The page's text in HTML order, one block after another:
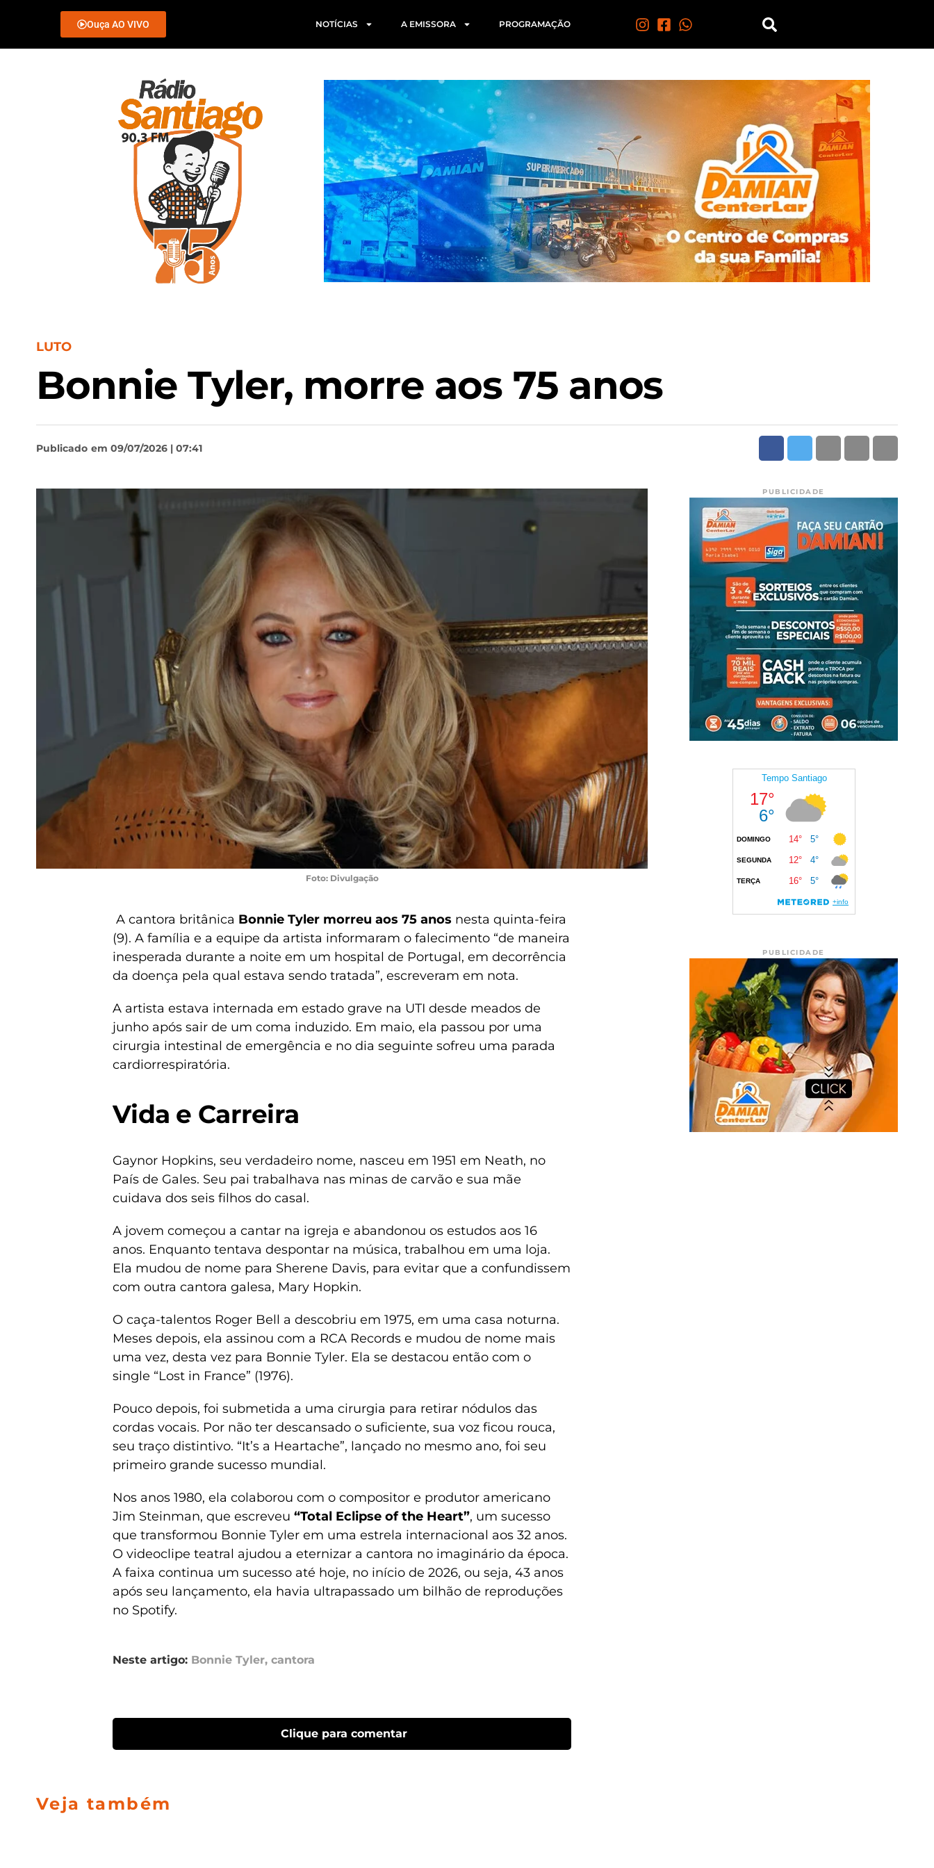
Ouça AO VIVO NOTÍCIAS A EMISSORA PROGRAMAÇÃO
LUTO
Bonnie Tyler, morre aos 75 anos
Publicado em 09/07/2026 | 07:41
Foto: Divulgação
A cantora britânica Bonnie Tyler morreu aos 75 anos nesta quinta-feira
(9). A família e a equipe da artista informaram o falecimento “de maneira
inesperada durante a noite em um hospital de Portugal, em decorrência
da doença pela qual estava sendo tratada”, escreveram em nota.
A artista estava internada em estado grave na UTI desde meados de
junho após sair de um coma induzido. Em maio, ela passou por uma
cirurgia intestinal de emergência e no dia seguinte sofreu uma parada
cardiorrespiratória.
Vida e Carreira
Gaynor Hopkins, seu verdadeiro nome, nasceu em 1951 em Neath, no
País de Gales. Seu pai trabalhava nas minas de carvão e sua mãe
cuidava dos seis filhos do casal.
A jovem começou a cantar na igreja e abandonou os estudos aos 16
anos. Enquanto tentava despontar na música, trabalhou em uma loja.
Ela mudou de nome para Sherene Davis, para evitar que a confundissem
com outra cantora galesa, Mary Hopkin.
O caça-talentos Roger Bell a descobriu em 1975, em uma casa noturna.
Meses depois, ela assinou com a RCA Records e mudou de nome mais
uma vez, desta vez para Bonnie Tyler. Ela se destacou então com o
single “Lost in France” (1976).
Pouco depois, foi submetida a uma cirurgia para retirar nódulos das
cordas vocais. Por não ter descansado o suficiente, sua voz ficou rouca,
seu traço distintivo. “It’s a Heartache”, lançado no mesmo ano, foi seu
primeiro grande sucesso mundial.
Nos anos 1980, ela colaborou com o compositor e produtor americano
Jim Steinman, que escreveu “Total Eclipse of the Heart”, um sucesso
que transformou Bonnie Tyler em uma estrela internacional aos 32 anos.
O videoclipe teatral ajudou a eternizar a cantora no imaginário da época.
A faixa continua um sucesso até hoje, no início de 2026, ou seja, 43 anos
após seu lançamento, ela havia ultrapassado um bilhão de reproduções
no Spotify.
Neste artigo: Bonnie Tyler, cantora
Clique para comentar
PUBLICIDADE
PUBLICIDADE
Veja também